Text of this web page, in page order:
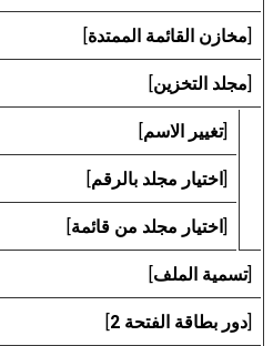
[مخازن القائمة الممتدة]
[مجلد التخزين]
[تغيير الاسم]
[اختيار مجلد بالرقم]
[اختيار مجلد من قائمة]
[تسمية الملف]
[دور بطاقة الفتحة 2 ]